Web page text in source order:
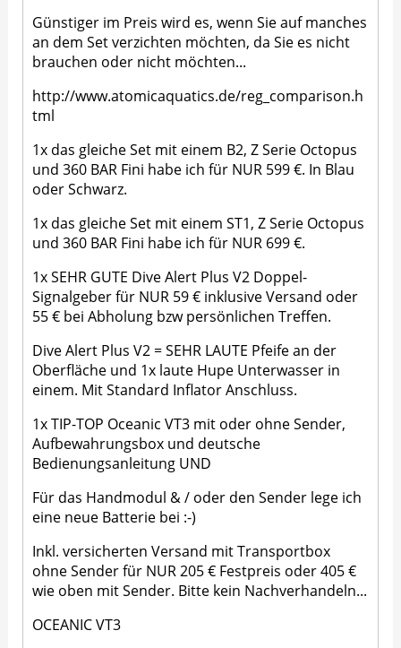
Günstiger im Preis wird es, wenn Sie auf manches
an dem Set verzichten möchten, da Sie es nicht
brauchen oder nicht möchten...
http://www.atomicaquatics.de/reg_comparison.h
tml
1x das gleiche Set mit einem B2, Z Serie Octopus
und 360 BAR Fini habe ich für NUR 599 €. In Blau
oder Schwarz.
1x das gleiche Set mit einem ST1, Z Serie Octopus
und 360 BAR Fini habe ich für NUR 699 €.
1x SEHR GUTE Dive Alert Plus V2 Doppel-
Signalgeber für NUR 59 € inklusive Versand oder
55 € bei Abholung bzw persönlichen Treffen.
Dive Alert Plus V2 = SEHR LAUTE Pfeife an der
Oberfläche und 1x laute Hupe Unterwasser in
einem. Mit Standard Inflator Anschluss.
1x TIP-TOP Oceanic VT3 mit oder ohne Sender,
Aufbewahrungsbox und deutsche
Bedienungsanleitung UND
Für das Handmodul & / oder den Sender lege ich
eine neue Batterie bei :-)
Inkl. versicherten Versand mit Transportbox
ohne Sender für NUR 205 € Festpreis oder 405 €
wie oben mit Sender. Bitte kein Nachverhandeln...
OCEANIC VT3